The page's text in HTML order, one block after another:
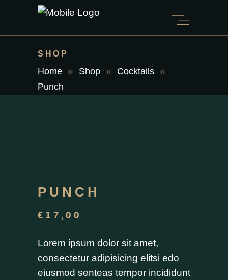
SHOP
Home Shop
Cocktails
Punch
PUNCH
€ 17,00
Lorem ipsum dolor sit amet,
consectetur adipisicing elitsi edo
eiusmod senteas tempor incididunt